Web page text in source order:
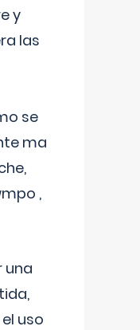
y
las
se
ma
,
una
uso